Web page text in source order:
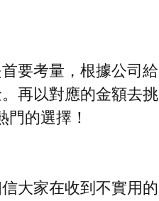
要考量，根據公司給
再以對應的金額去挑
的選擇！
大家在收到不實用的